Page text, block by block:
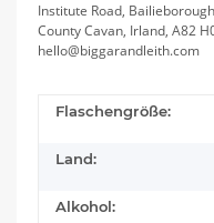
Institute Road, Bailieborough
County Cavan, Irland, A82
hello@biggarandleith.com
Flaschengröße:
Land:
Alkohol: